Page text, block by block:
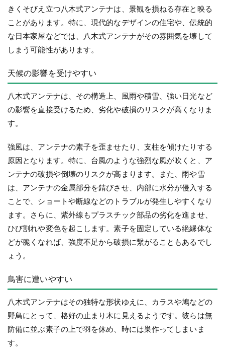
きくそびえ立つ八木式アンテナは、景観を損ねる存在と映る
ことがあります。特に、現代的なデザインの住宅や、伝統的
な日本家屋などでは、八木式アンテナがその雰囲気を壊して
しまう可能性があります。
天候の影響を受けやすい
八木式アンテナは、その構造上、風雨や積雪、強い日光など
の影響を直接受けるため、劣化や破損のリスクが高くなりま
す。
強風は、アンテナの素子を歪ませたり、支柱を傾けたりする
原因となります。特に、台風のような強烈な風が吹くと、ア
ンテナの破損や倒壊のリスクが高まります。また、雨や雪
は、アンテナの金属部分を錆びさせ、内部に水分が侵入する
ことで、ショートや断線などのトラブルが発生しやすくなり
ます。さらに、紫外線もプラスチック部品の劣化を進ませ、
ひび割れや変色を起こします。素子を固定している絶縁体な
どが脆くなれば、強度不足から破損に繋がることもあるでし
ょう。
鳥害に遭いやすい
八木式アンテナはその独特な形状ゆえに、カラスや鳩などの
野鳥にとって、格好の止まり木に見えるようです。彼らは無
防備に並ぶ素子の上で羽を休め、時には巣作ってしまいま
す。